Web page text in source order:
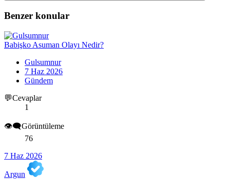
Benzer konular
Babişko Asuman Olayı Nedir?
Gulsumnur
7 Haz 2026
Gündem
💬Cevaplar
1
👁️‍🗨️Görüntüleme
76
7 Haz 2026
Argun